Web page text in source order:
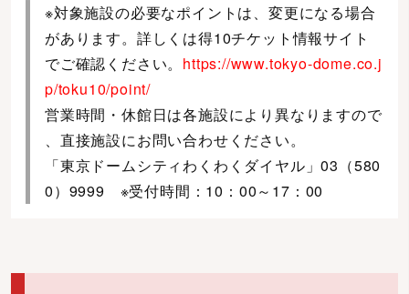
※対象施設の必要なポイントは、変更になる場合
があります。詳しくは得10チケット情報サイト
でご確認ください。 https://www.tokyo-dome.co.j
p/toku10/point/
営業時間・休館日は各施設により異なりますので
、直接施設にお問い合わせください。
「東京ドームシティわくわくダイヤル」03（580
0）9999 ※受付時間：10：00～17：00